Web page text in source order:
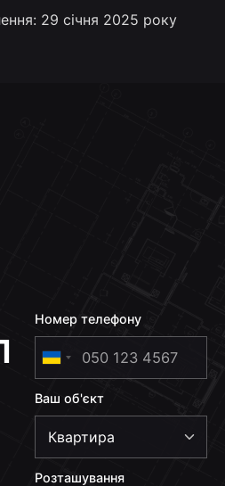
29 січня 2025 року
Номер телефону
U
k
r
a
n
Ваш об'єкт
Розташування